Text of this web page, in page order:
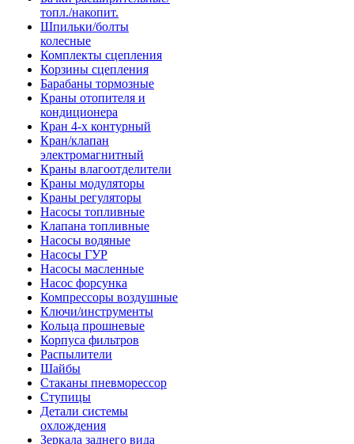
топл./накопит.
Шпильки/болты
колесные
Комплекты сцепления
Корзины сцепления
Барабаны тормозные
Краны отопителя и
кондиционера
Кран 4-х контурный
Кран/клапан
электромагнитный
Краны влагоотделители
Краны модуляторы
Краны регуляторы
Насосы топливные
Клапана топливные
Насосы водяные
Насосы ГУР
Насосы масленные
Насос форсунка
Компрессоры воздушные
Ключи/инструменты
Кольца прошневые
Корпуса фильтров
Распылители
Шайбы
Стаканы пневморессор
Ступицы
Детали системы
охлождения
Зеркала заднего вида